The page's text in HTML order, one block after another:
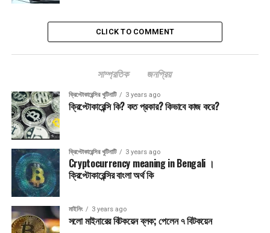
CLICK TO COMMENT
সাম্প্রতিক জনপ্রিয়
ক্রিপ্টোকারেন্সির খুটিনাটি 3 years ago
ক্রিপ্টোকারেন্সি কি? কত প্রকার? কিভাবে কাজ করে?
ক্রিপ্টোকারেন্সির খুটিনাটি 3 years ago
Cryptocurrency meaning in Bengali ।
ক্রিপ্টোকারেন্সির বাংলা অর্থ কি
মাইনিং 3 years ago
সলো মাইনারের বিটকয়েন ব্লক; পেলেন ৭ বিটকয়েন